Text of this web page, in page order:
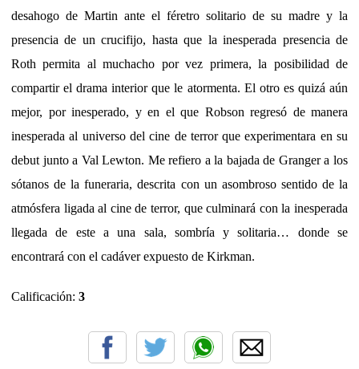
desahogo de Martin ante el féretro solitario de su madre y la
presencia de un crucifijo, hasta que la inesperada presencia de
Roth permita al muchacho por vez primera, la posibilidad de
compartir el drama interior que le atormenta. El otro es quizá aún
mejor, por inesperado, y en el que Robson regresó de manera
inesperada al universo del cine de terror que experimentara en su
debut junto a Val Lewton. Me refiero a la bajada de Granger a los
sótanos de la funeraria, descrita con un asombroso sentido de la
atmósfera ligada al cine de terror, que culminará con la inesperada
llegada de este a una sala, sombría y solitaria… donde se
encontrará con el cadáver expuesto de Kirkman.
Calificación: 3